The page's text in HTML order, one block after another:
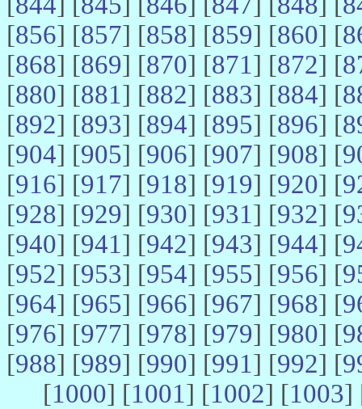
[856] [857] [858] [859] [860] [
[868] [869] [870] [871] [872] [
[880] [881] [882] [883] [884] [
[892] [893] [894] [895] [896] [
[904] [905] [906] [907] [908] [
[916] [917] [918] [919] [920] [
[928] [929] [930] [931] [932] [
[940] [941] [942] [943] [944] [
[952] [953] [954] [955] [956] [
[964] [965] [966] [967] [968] [
[976] [977] [978] [979] [980] [
[988] [989] [990] [991] [992] [
[1000] [1001] [1002] [1003]